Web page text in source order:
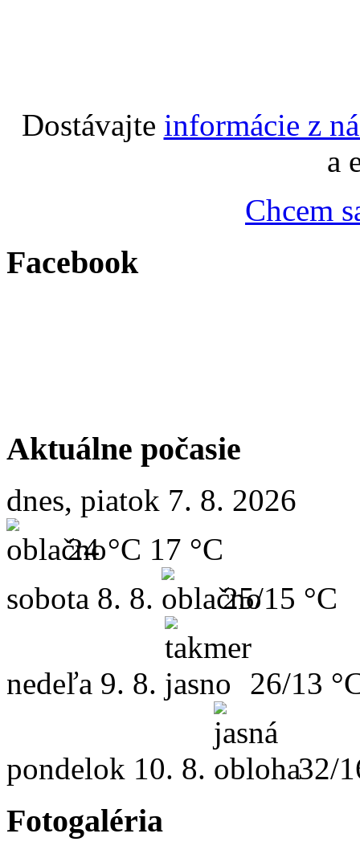
Dostávajte informácie z
a
Chcem
Facebook
Aktuálne počasie
dnes, piatok 7. 8. 2026
24 °C 17 °C
sobota 8. 8. 25/15 °C
nedeľa 9. 8. 26/13
pondelok 10. 8. 32/
Fotogaléria